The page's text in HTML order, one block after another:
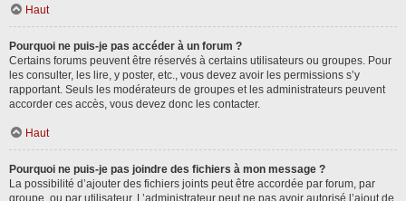
Haut
Pourquoi ne puis-je pas accéder à un forum ?
Certains forums peuvent être réservés à certains utilisateurs ou groupes. Pour
les consulter, les lire, y poster, etc., vous devez avoir les permissions s’y
rapportant. Seuls les modérateurs de groupes et les administrateurs peuvent
accorder ces accès, vous devez donc les contacter.
Haut
Pourquoi ne puis-je pas joindre des fichiers à mon message ?
La possibilité d’ajouter des fichiers joints peut être accordée par forum, par
groupe, ou par utilisateur. L’administrateur peut ne pas avoir autorisé l’ajout de